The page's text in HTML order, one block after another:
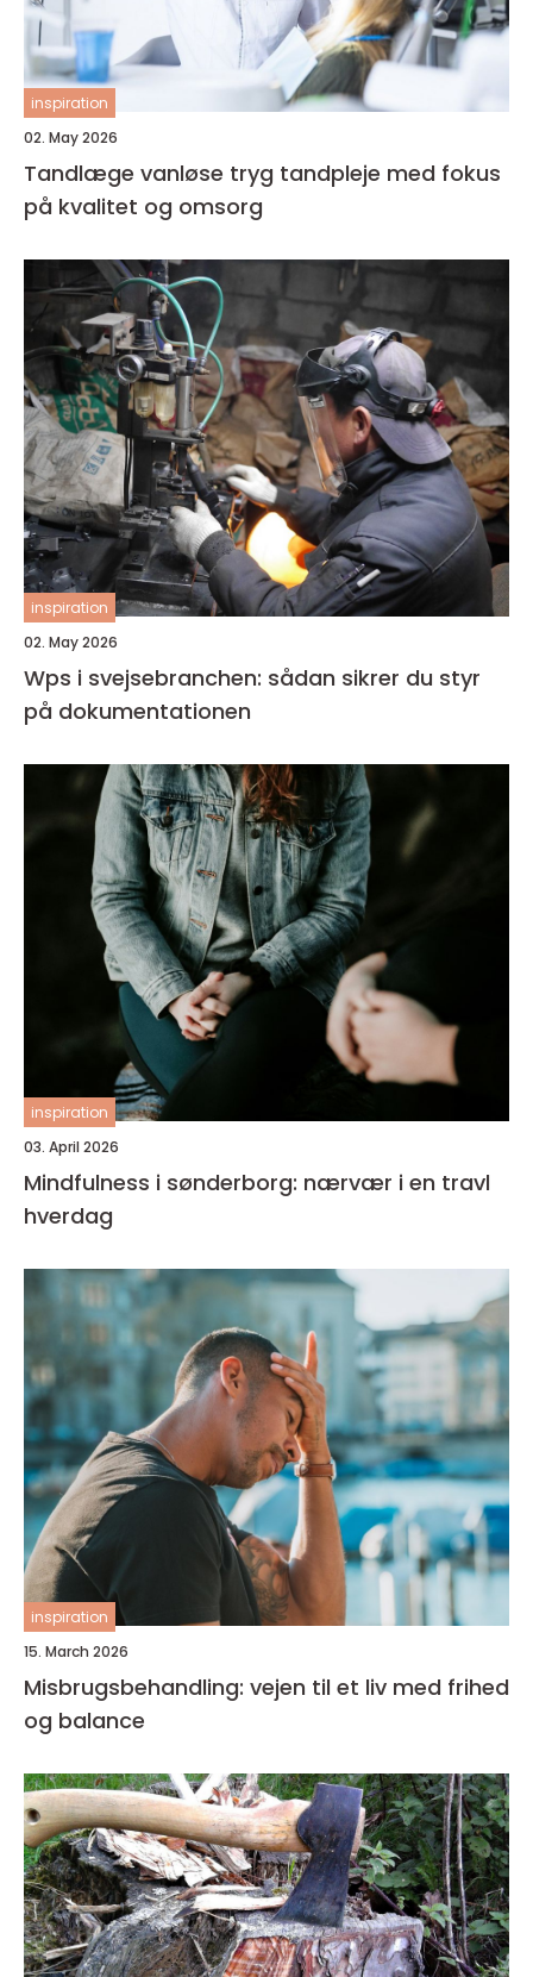
inspiration
02. May 2026
Tandlæge vanløse tryg tandpleje med fokus
på kvalitet og omsorg
inspiration
02. May 2026
Wps i svejsebranchen: sådan sikrer du styr
på dokumentationen
inspiration
03. April 2026
Mindfulness i sønderborg: nærvær i en travl
hverdag
inspiration
15. March 2026
Misbrugsbehandling: vejen til et liv med frihed
og balance